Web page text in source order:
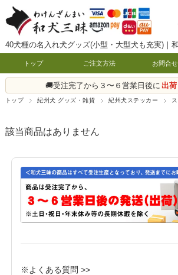
40犬種の名入れ犬グッズ(小型・大型犬も充実)｜
トップ ご注文方法 お問合せ
🚚受注完了から３〜６営業日後に 出荷
トップ 紀州犬 グッズ・雑貨 紀州犬ステッカー
該当商品はありません
※よくある質問 >>